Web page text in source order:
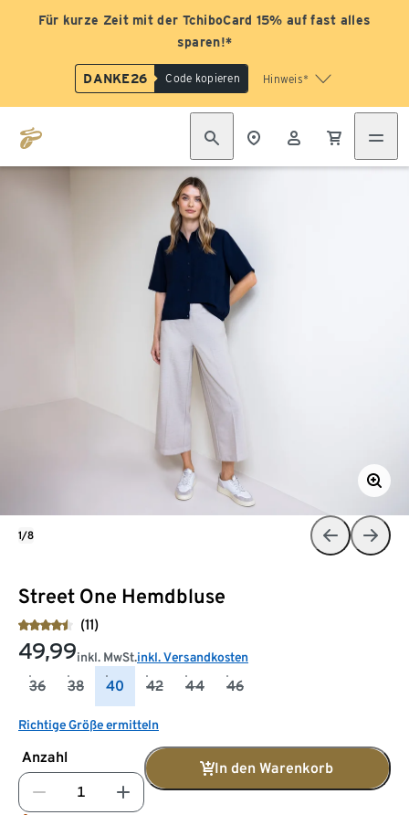
Für kurze Zeit mit der TchiboCard 15% auf fast alles
sparen!*
DANKE26 Code kopieren Hinweis*
Street One Hemdbluse
(11)
49,99inkl. MwSt.inkl. Versandkosten
36 38 40 42 44 46
Richtige Größe ermitteln
Anzahl
In den Warenkorb
1/8